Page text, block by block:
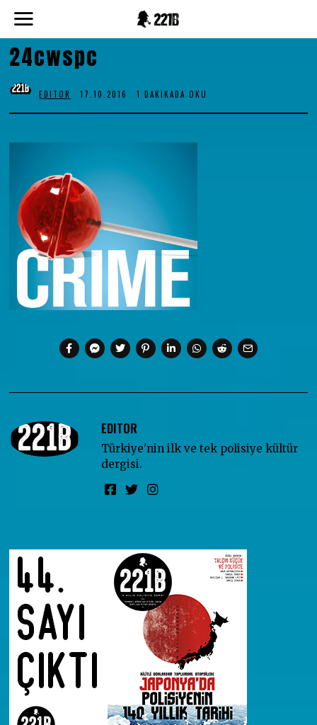
24cwspc
EDITOR 17.10.2016 1 DAKIKADA OKU
EDITOR
Türkiye'nin ilk ve tek polisiye kültür
dergisi.